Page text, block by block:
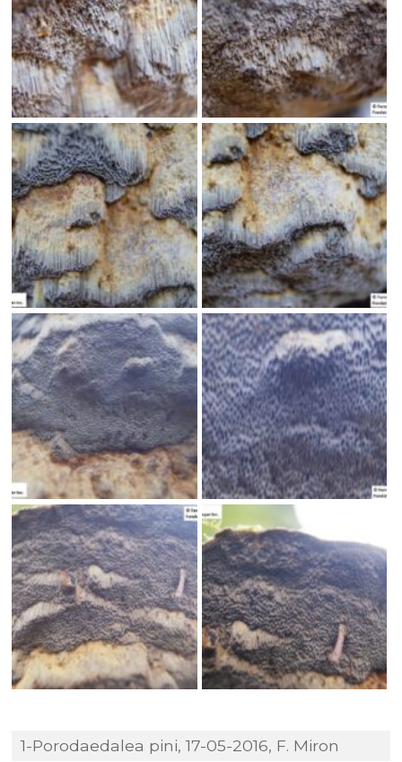
1-Porodaedalea pini, 17-05-2016, F. Miron